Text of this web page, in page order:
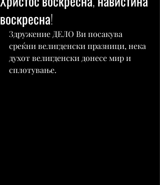
воскресна!
Здружение ДЕЛО Ви посакува
среќни велигденски празници, нека
духот велигденски донесе мир и
сплотување.